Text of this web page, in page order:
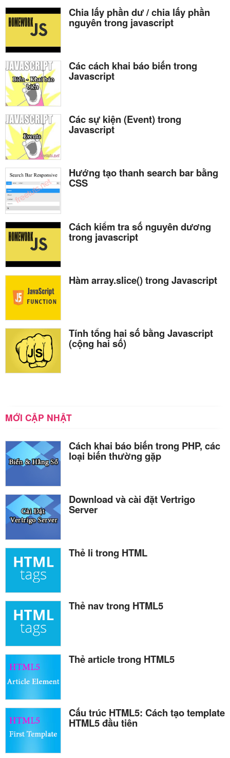
Chia lấy phần dư / chia lấy phần
nguyên trong javascript
Các cách khai báo biến trong
Javascript
Các sự kiện (Event) trong
Javascript
Hướng tạo thanh search bar bằng
CSS
Cách kiểm tra số nguyên dương
trong javascript
Hàm array.slice() trong Javascript
Tính tổng hai số bằng Javascript
(cộng hai số)
MỚI CẬP NHẬT
Cách khai báo biến trong PHP, các
loại biến thường gặp
Download và cài đặt Vertrigo
Server
Thẻ li trong HTML
Thẻ nav trong HTML5
Thẻ article trong HTML5
Cấu trúc HTML5: Cách tạo template
HTML5 đầu tiên